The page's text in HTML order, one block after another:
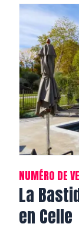
NUMÉRO DE VE
La
en Celle